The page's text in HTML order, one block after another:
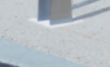
Stadtmöbeln
wobei seine
der wichtigste